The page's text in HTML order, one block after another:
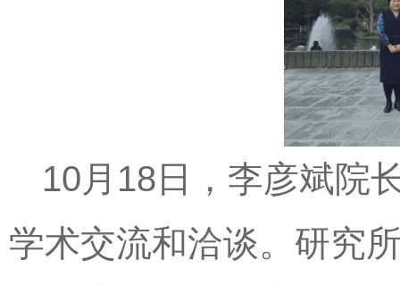
10月18日，李彦斌院
学术交流和洽谈。研究